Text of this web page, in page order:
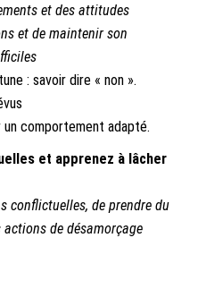
et des attitudes
et de maintenir son
: savoir dire « non ».
comportement adapté.
et apprenez à lâcher
conflictuelles, de prendre du
de désamorçage